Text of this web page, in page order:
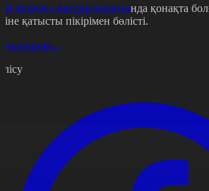
толғау» бағдарламасында қонақта
қатысты пікірімен бөлісті.